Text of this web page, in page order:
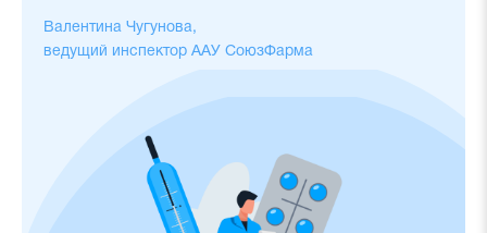
Валентина Чугунова,
ведущий инспектор ААУ СоюзФарма